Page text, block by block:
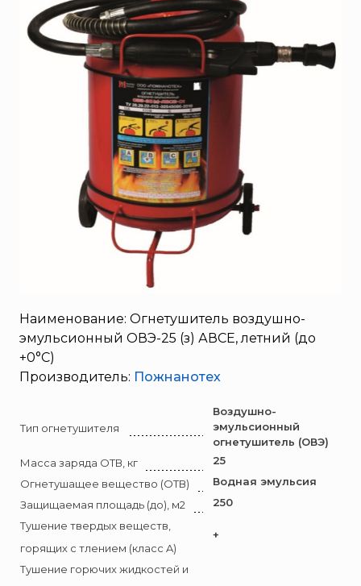
Порошковые огнетушители (ОП) с повышенными
тушащими свойствами
ПЕНОСМЕСИТЕЛЬ (ДОЗАТОР)
SERRA
System Sensor
TYTAN MAX
«Зелинский групп»
АО «КОРПОРАЦИЯ
«РОСХИМЗАЩИТА»
Болид
Бонус-Вита
Брандбулл
Бриз-Кама
Ермак
ЕСО
ИВС-Сигналспецавтоматика
ИНЕЙ
Квазар
Коруфайер
Наименование: Огнетушитель воздушно-
эмульсионный ОВЭ-25 (з) АВСЕ, летний (до
+0°С)
Производитель: Пожнанотех
Тип огнетушителя
Воздушно-
эмульсионный
огнетушитель (ОВЭ)
Масса заряда ОТВ, кг
25
Огнетушащее вещество (ОТВ)
Водная эмульсия
Защищаемая площадь (до), м2
250
Тушение твердых веществ,
горящих с тлением (класс A)
+
Тушение горючих жидкостей и